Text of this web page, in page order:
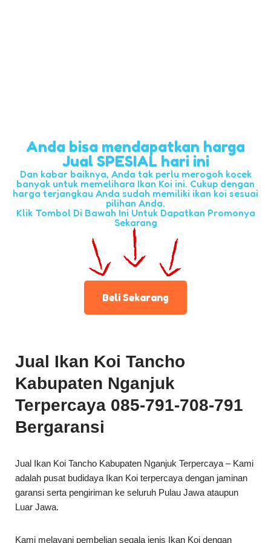
Anda bisa mendapatkan harga
Jual SPESIAL hari ini
Dan kabar baiknya, Anda tak perlu merogoh kocek
banyak untuk memelihara Ikan Koi ini. Cukup dengan
harga terjangkau Anda sudah memiliki ikan koi sesuai
pilihan Anda.
Klik Tombol Di Bawah Ini Untuk Dapatkan Promonya
Sekarang
Beli Sekarang
Jual Ikan Koi Tancho
Kabupaten Nganjuk
Terpercaya 085-791-708-791
Bergaransi
Jual Ikan Koi Tancho Kabupaten Nganjuk Terpercaya – Kami
adalah pusat budidaya Ikan Koi terpercaya dengan jaminan
garansi serta pengiriman ke seluruh Pulau Jawa ataupun
Luar Jawa.
Kami melayani pembelian segala jenis Ikan Koi dengan